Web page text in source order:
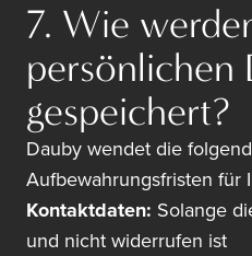
7. Wie
persönlichen
gespeichert?
Dauby wendet die
Aufbewahrungsfristen für
Kontaktdaten: Solange
und nicht widerrufen ist